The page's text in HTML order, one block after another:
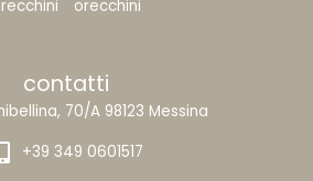
orecchini
contatti
70/A 98123 Messina
+39 349 0601517